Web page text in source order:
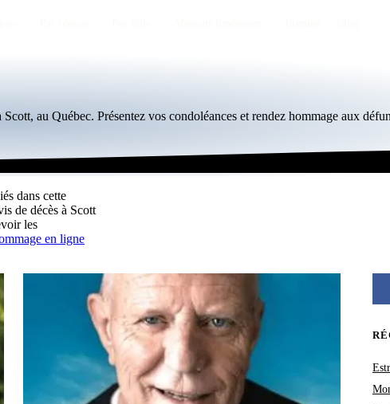
au Québec. Présentez vos condoléances et rendez hommage aux
dans cette
de décès à Scott
les
en ligne